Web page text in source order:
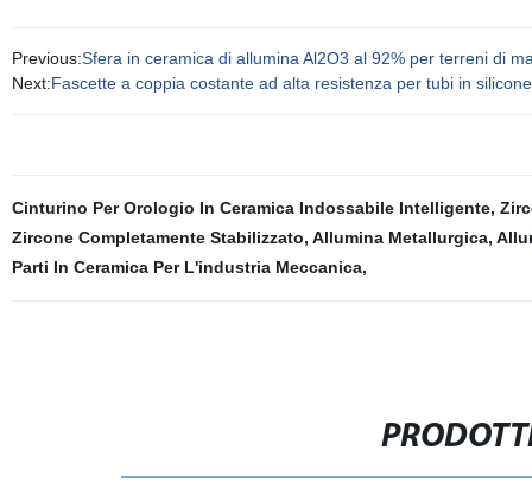
Previous:Sfera in ceramica di allumina Al2O3 al 92% per terreni di
Next:Fascette a coppia costante ad alta resistenza per tubi in silicone
Cinturino Per Orologio In Ceramica Indossabile Intelligente,
Zircone Completamente Stabilizzato, Allumina Metallurgica,
Parti In Ceramica Per L'industria Meccanica,